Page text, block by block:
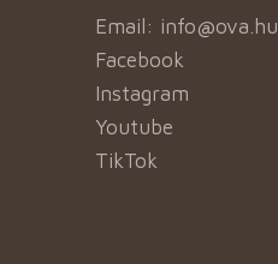
Email: info@ova.hu
Facebook
Instagram
Youtube
TikTok